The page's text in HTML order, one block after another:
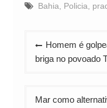
Bahia Policia
Navegação
de
Homem é
briga no povoado
Mar como